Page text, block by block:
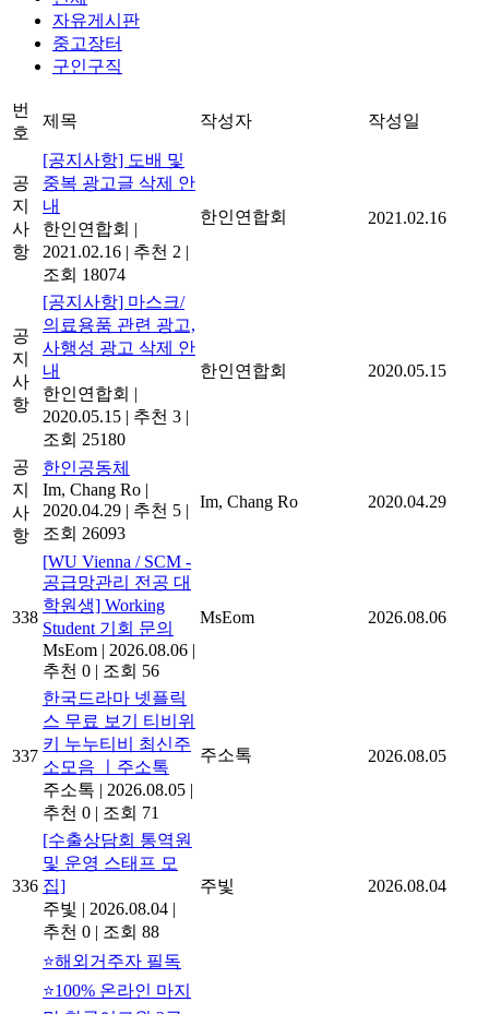
자유게시판
중고장터
구인구직
번
호
제목 작성자 작성일
공
지
사
항
[공지사항] 도배 및
중복 광고글 삭제 안
내
한인연합회 |
2021.02.16 | 추천 2 |
조회 18074
한인연합회 2021.02.16
공
지
사
항
[공지사항] 마스크/
의료용품 관련 광고,
사행성 광고 삭제 안
내
한인연합회 |
2020.05.15 | 추천 3 |
조회 25180
한인연합회 2020.05.15
공
지
사
항
한인공동체
Im, Chang Ro |
2020.04.29 | 추천 5 |
조회 26093
Im, Chang Ro 2020.04.29
338
[WU Vienna / SCM -
공급망관리 전공 대
학원생] Working
Student 기회 문의
MsEom | 2026.08.06 |
추천 0 | 조회 56
MsEom 2026.08.06
337
한국드라마 넷플릭
스 무료 보기 티비위
키 누누티비 최신주
소모음 ㅣ주소톡
주소톡 | 2026.08.05 |
추천 0 | 조회 71
주소톡 2026.08.05
336
[수출상담회 통역원
및 운영 스태프 모
집]
주빛 | 2026.08.04 |
추천 0 | 조회 88
주빛 2026.08.04
⭐해외거주자 필독
⭐100% 온라인 마지